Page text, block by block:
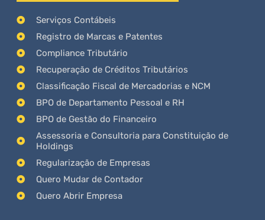
Serviços Contábeis
Registro de Marcas e Patentes
Compliance Tributário
Recuperação de Créditos Tributários
Classificação Fiscal de Mercadorias e NCM
BPO de Departamento Pessoal e RH
BPO de Gestão do Financeiro
Assessoria e Consultoria para Constituição de
Holdings
Regularização de Empresas
Quero Mudar de Contador
Quero Abrir Empresa